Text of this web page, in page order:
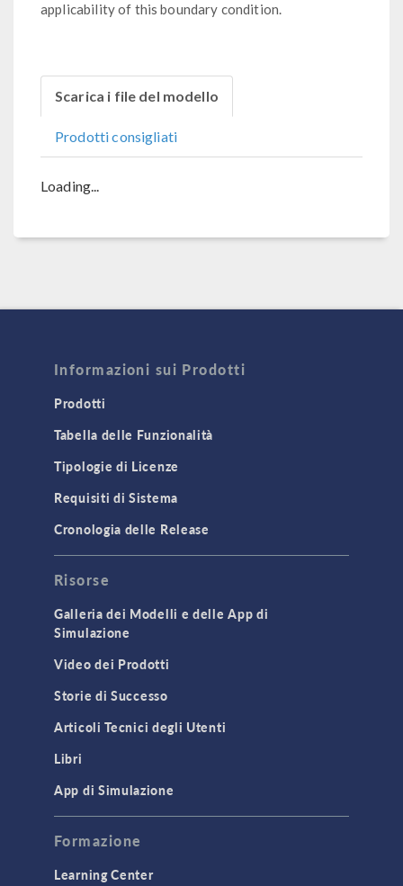
applicability of this boundary condition.
Scarica i file del modello
Prodotti consigliati
Loading...
Informazioni sui Prodotti
Prodotti
Tabella delle Funzionalità
Tipologie di Licenze
Requisiti di Sistema
Cronologia delle Release
Risorse
Galleria dei Modelli e delle App di
Simulazione
Video dei Prodotti
Storie di Successo
Articoli Tecnici degli Utenti
Libri
App di Simulazione
Formazione
Learning Center